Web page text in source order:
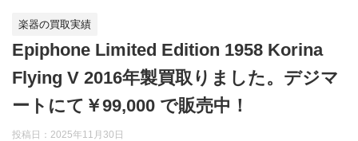
楽器の買取実績
Epiphone Limited Edition 1958 Korina
Flying V 2016年製買取りました。デジマ
ートにて￥99,000 で販売中！
投稿日：2025年11月30日